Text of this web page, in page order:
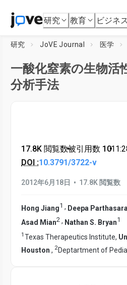
研究 教育 ビジネス
研究 JoVE Journal 医学
一酸化窒素の生物
分析手法
17.8K 閲覧数•被引用数 10•
DOI :10.3791/3722-v
2012年6月18日 • 17.8K 閲覧数
Hong Jiang1 , Deepa
Asad Mian2 , Nathan S. Bryan1
1 Texas Therapeutics Institute,
Houston , 2Deptartment of